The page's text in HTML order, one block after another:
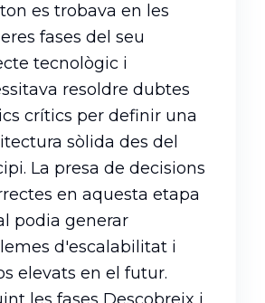
es trobava en les
fases del seu
tecnològic i
resoldre dubtes
crítics per definir una
sòlida des del
La presa de decisions
en aquesta etapa
podia generar
d'escalabilitat i
elevats en el futur.